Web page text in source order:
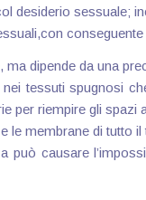
desiderio sessuale;
conseguente
dipende da una
tessuti spugnosi
per riempire gli spazi
le membrane di tutto
causare